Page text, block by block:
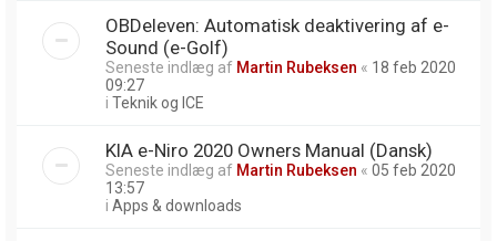
OBDeleven: Automatisk deaktivering af e-
Sound (e-Golf)
Seneste indlæg af Martin Rubeksen « 18 feb 2020
09:27
i Teknik og ICE
KIA e-Niro 2020 Owners Manual (Dansk)
Seneste indlæg af Martin Rubeksen « 05 feb 2020
13:57
i Apps & downloads